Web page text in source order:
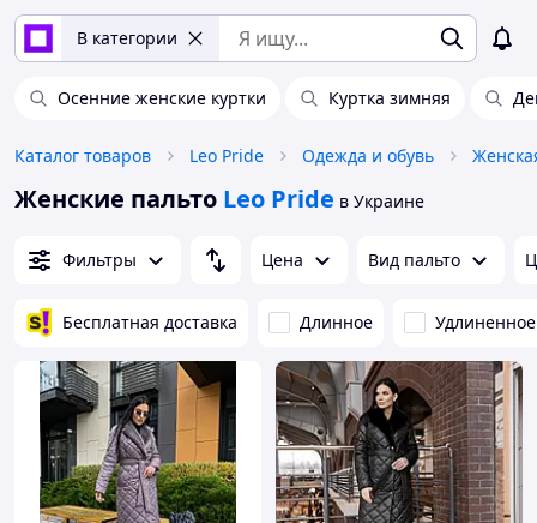
В категории
Осенние женские куртки Куртка зимняя
Каталог товаров Leo Pride Одежда и обувь
Женские пальто Leo Pride в Украине
Фильтры Цена Вид пальто
Бесплатная доставка Длинное Удлиненное